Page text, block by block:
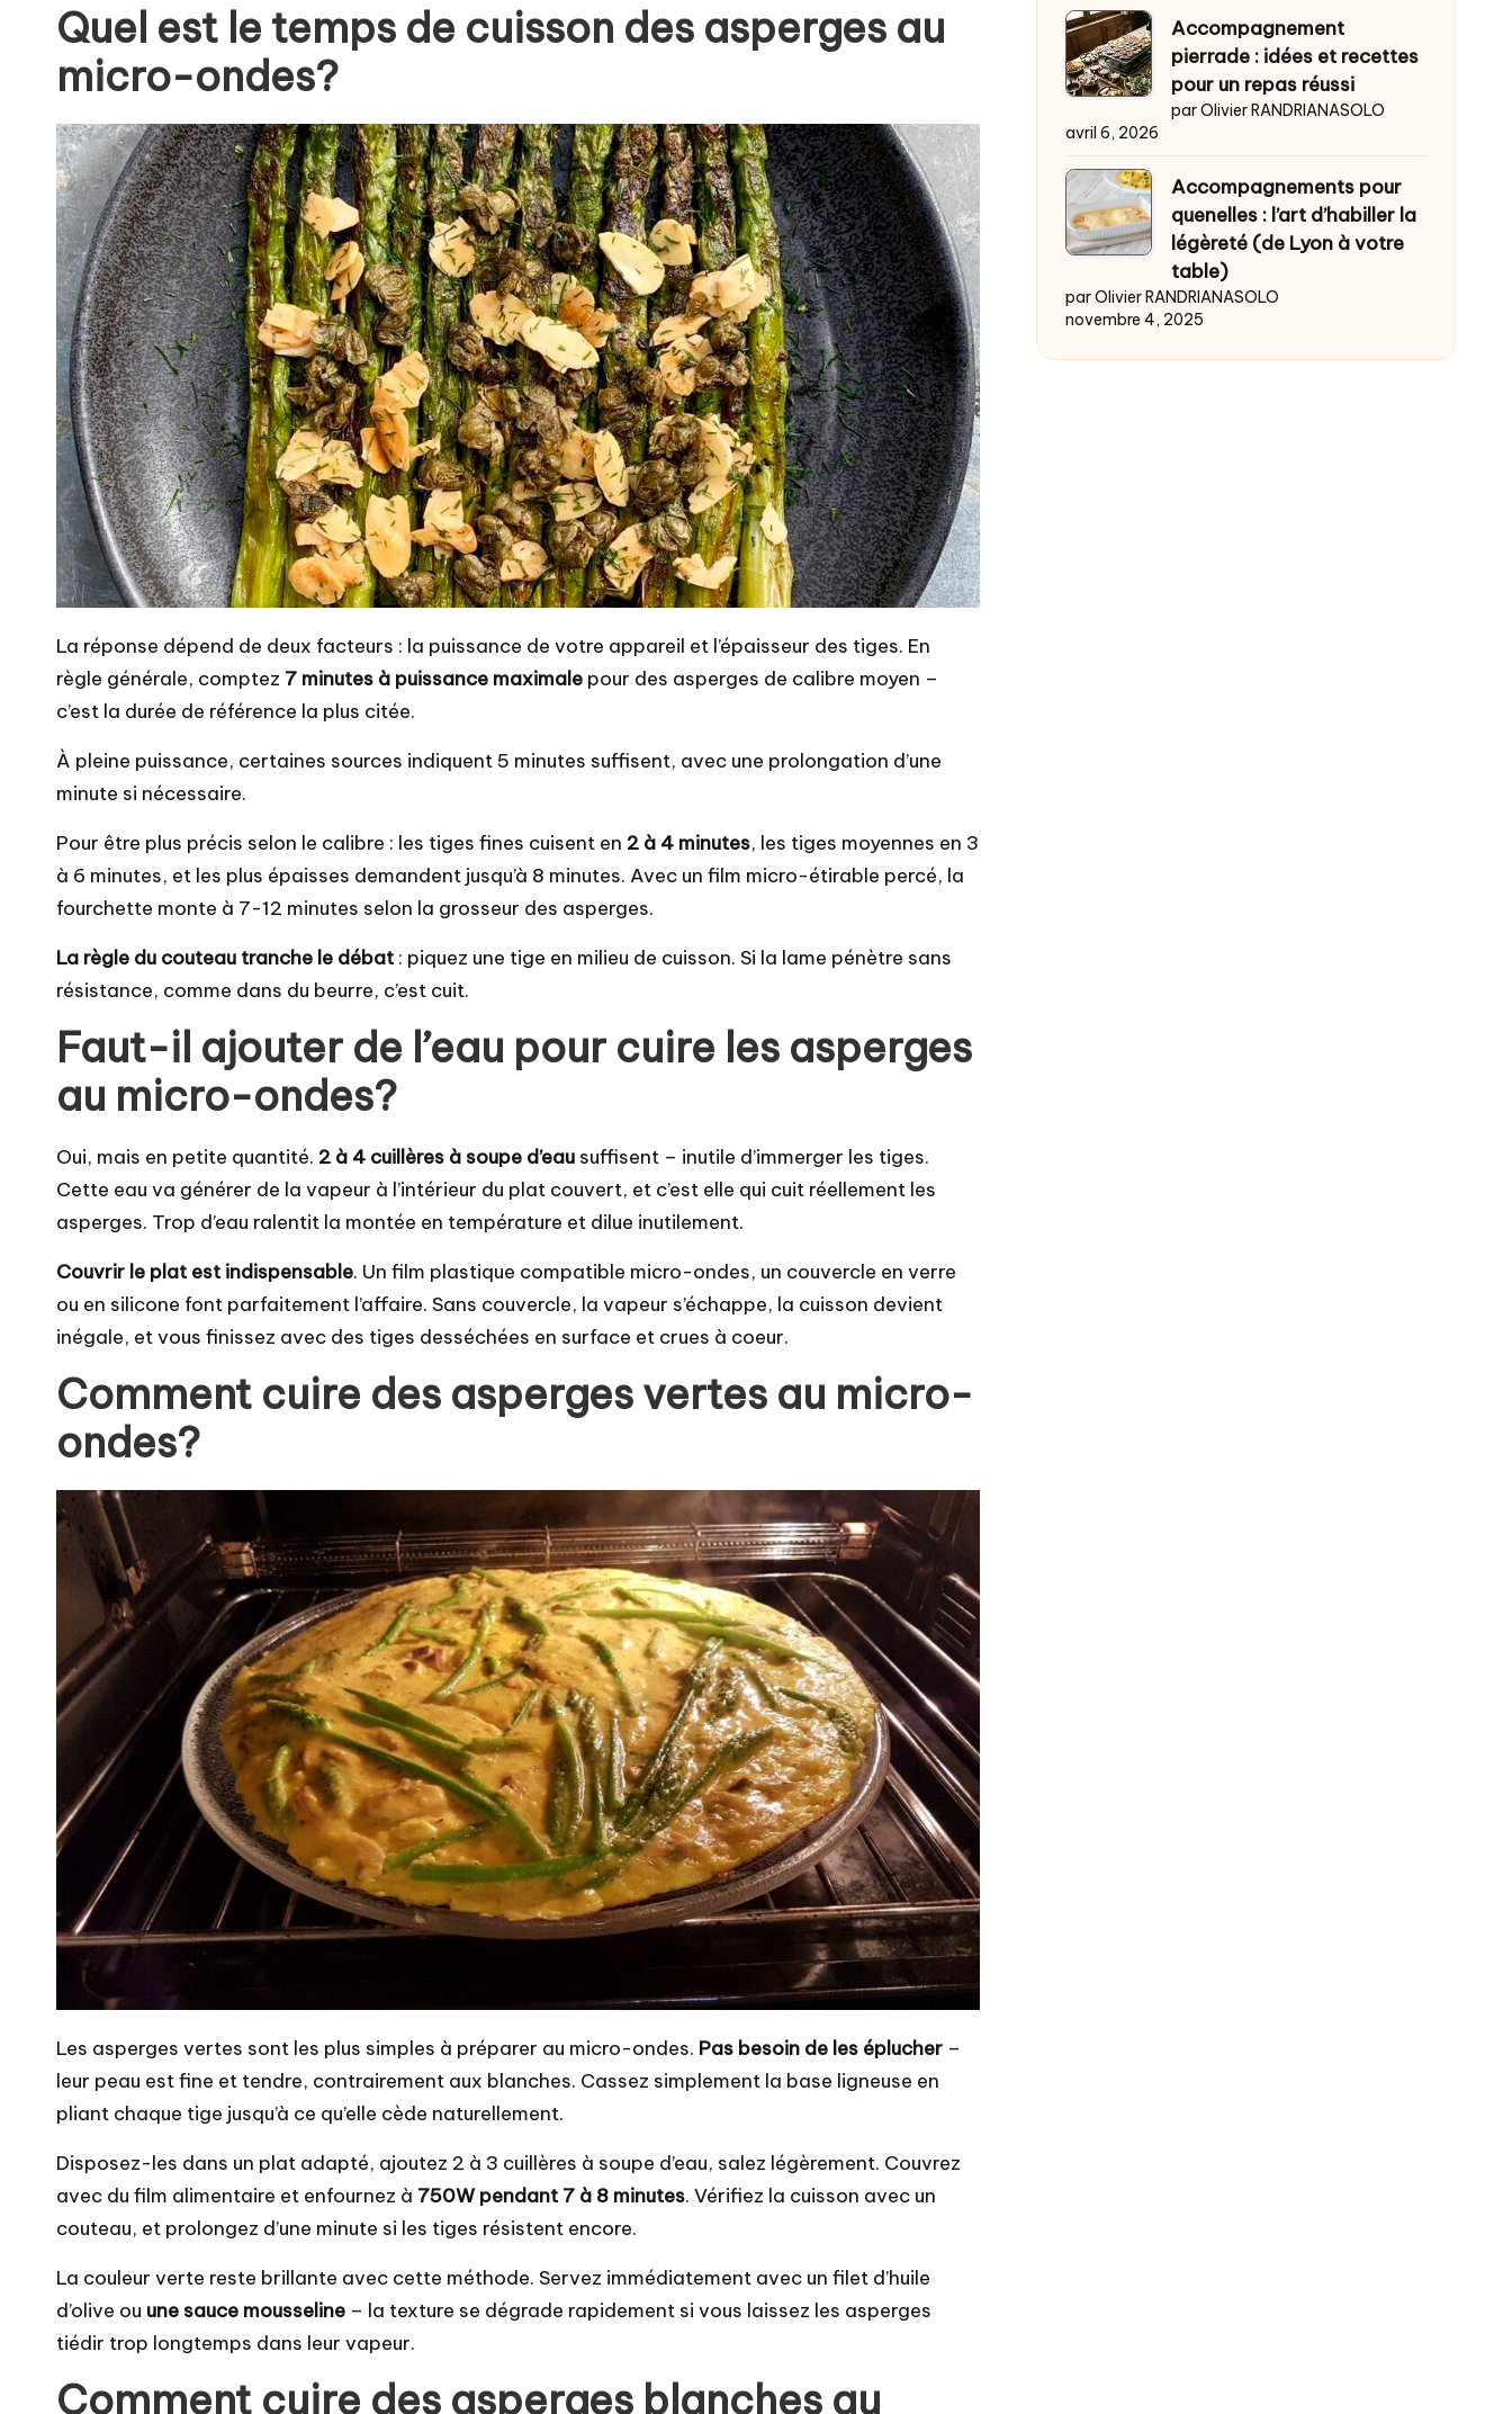
Quel est le temps de cuisson des asperges au
micro-ondes?
La réponse dépend de deux facteurs : la puissance de votre appareil et l’épaisseur des tiges. En
règle générale, comptez 7 minutes à puissance maximale pour des asperges de calibre moyen –
c’est la durée de référence la plus citée.
À pleine puissance, certaines sources indiquent 5 minutes suffisent, avec une prolongation d’une
minute si nécessaire.
Pour être plus précis selon le calibre : les tiges fines cuisent en 2 à 4 minutes, les tiges moyennes en 3
à 6 minutes, et les plus épaisses demandent jusqu’à 8 minutes. Avec un film micro-étirable percé, la
fourchette monte à 7-12 minutes selon la grosseur des asperges.
La règle du couteau tranche le débat : piquez une tige en milieu de cuisson. Si la lame pénètre sans
résistance, comme dans du beurre, c’est cuit.
Faut-il ajouter de l’eau pour cuire les asperges
au micro-ondes?
Oui, mais en petite quantité. 2 à 4 cuillères à soupe d’eau suffisent – inutile d’immerger les tiges.
Cette eau va générer de la vapeur à l’intérieur du plat couvert, et c’est elle qui cuit réellement les
asperges. Trop d’eau ralentit la montée en température et dilue inutilement.
Couvrir le plat est indispensable. Un film plastique compatible micro-ondes, un couvercle en verre
ou en silicone font parfaitement l’affaire. Sans couvercle, la vapeur s’échappe, la cuisson devient
inégale, et vous finissez avec des tiges desséchées en surface et crues à coeur.
Comment cuire des asperges vertes au micro-
ondes?
Les asperges vertes sont les plus simples à préparer au micro-ondes. Pas besoin de les éplucher –
leur peau est fine et tendre, contrairement aux blanches. Cassez simplement la base ligneuse en
pliant chaque tige jusqu’à ce qu’elle cède naturellement.
Disposez-les dans un plat adapté, ajoutez 2 à 3 cuillères à soupe d’eau, salez légèrement. Couvrez
avec du film alimentaire et enfournez à 750W pendant 7 à 8 minutes. Vérifiez la cuisson avec un
couteau, et prolongez d’une minute si les tiges résistent encore.
La couleur verte reste brillante avec cette méthode. Servez immédiatement avec un filet d’huile
d’olive ou une sauce mousseline – la texture se dégrade rapidement si vous laissez les asperges
tiédir trop longtemps dans leur vapeur.
Comment cuire des asperges blanches au
Accompagnement
pierrade : idées et recettes
pour un repas réussi
par Olivier RANDRIANASOLO
avril 6, 2026
Accompagnements pour
quenelles : l’art d’habiller la
légèreté (de Lyon à votre
table)
par Olivier RANDRIANASOLO
novembre 4, 2025